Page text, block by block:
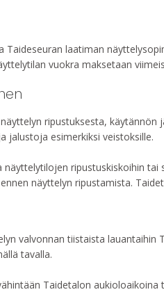
Taideseuran laatiman
vuokra maksetaan
ripustuksesta,
jalustoja esimerkiksi veistoksille.
näyttelytilojen ripustuskiskoihin
näyttelyn ripustamista.
valvonnan tiistaista
tavalla.
Taidetalon